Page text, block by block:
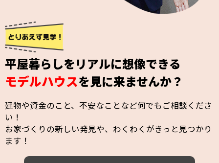
平屋暮らしをリアルに想像できる
モデルハウスを見に来ませんか？
建物や資金のこと、不安なことなど何でもご相談くださ
い！
お家づくりの新しい発見や、わくわくがきっと見つかり
ます！